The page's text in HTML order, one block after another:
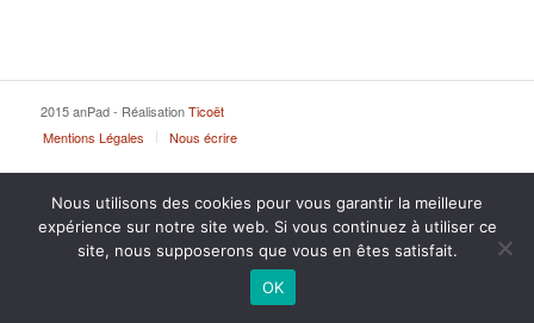
2015 anPad - RéalisationTicoët
Mentions Légales
Nous écrire
Nous utilisons des cookies pour vous garantir la meilleure
expérience sur notre site web. Si vous continuez à utiliser ce
site, nous supposerons que vous en êtes satisfait.
OK